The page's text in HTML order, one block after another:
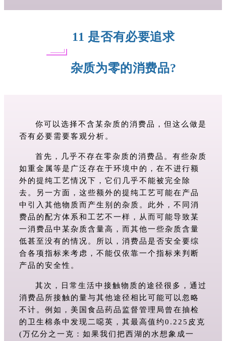
11 是否有必要追求
杂质为零的消费品?
你可以选择不含某杂质的消费品，但这么做是
否有必要需要客观分析。
首先，几乎不存在零杂质的消费品。有些杂质
如重金属等是广泛存在于环境中的，在不进行额
外的提纯工艺情况下，它们几乎不能被完全除
去。另一方面，这些额外的提纯工艺可能在产品
中引入其他物质而产生别的杂质。此外，不同消
费品的配方体系和工艺不一样，从而可能导致某
一消费品中某杂质含量高，而其他一些杂质含量
低甚至没有的情况。所以，消费品是否安全要综
合各项指标来考虑，不能仅依靠一个指标来判断
产品的安全性。
其次，日常生活中接触物质的途径很多，通过
消费品所接触的量与其他途径相比可能可以忽略
不计。例如，美国食品药品监督管理局曾在抽检
的卫生棉条中发现二噁英，其最高值约0.225皮克
(万亿分之一克：如果我们把西湖的水想象成一